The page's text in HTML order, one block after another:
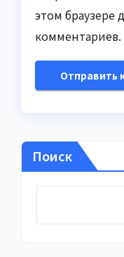
этом
комментариев.
Поиск